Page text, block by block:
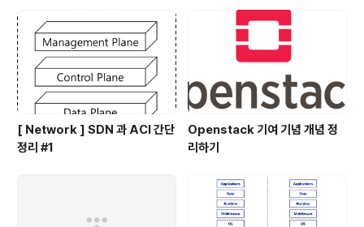
[ Network ] SDN 과 ACI 간단
정리 #1
Openstack 기여 기념 개념 정
리하기